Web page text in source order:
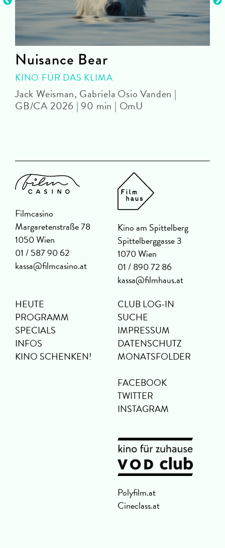
Nuisance Bear
KINO FÜR DAS KLIMA
Jack Weisman, Gabriela Osio Vanden |
GB/CA 2026 | 90 min | OmU
Filmcasino
Margaretenstraße 78
1050 Wien
01 / 587 90 62
kassa@filmcasino.at
Kino am Spittelberg
Spittelberggasse 3
1070 Wien
01 / 890 72 86
kassa@filmhaus.at
HEUTE
PROGRAMM
SPECIALS
INFOS
KINO SCHENKEN!
CLUB LOG-IN
SUCHE
IMPRESSUM
DATENSCHUTZ
MONATSFOLDER
FACEBOOK
TWITTER
INSTAGRAM
Polyfilm.at
Cineclass.at